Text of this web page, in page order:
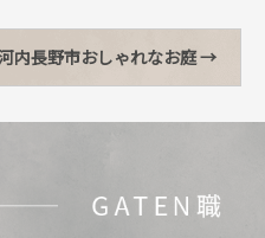
内長野市おしゃれなお庭→